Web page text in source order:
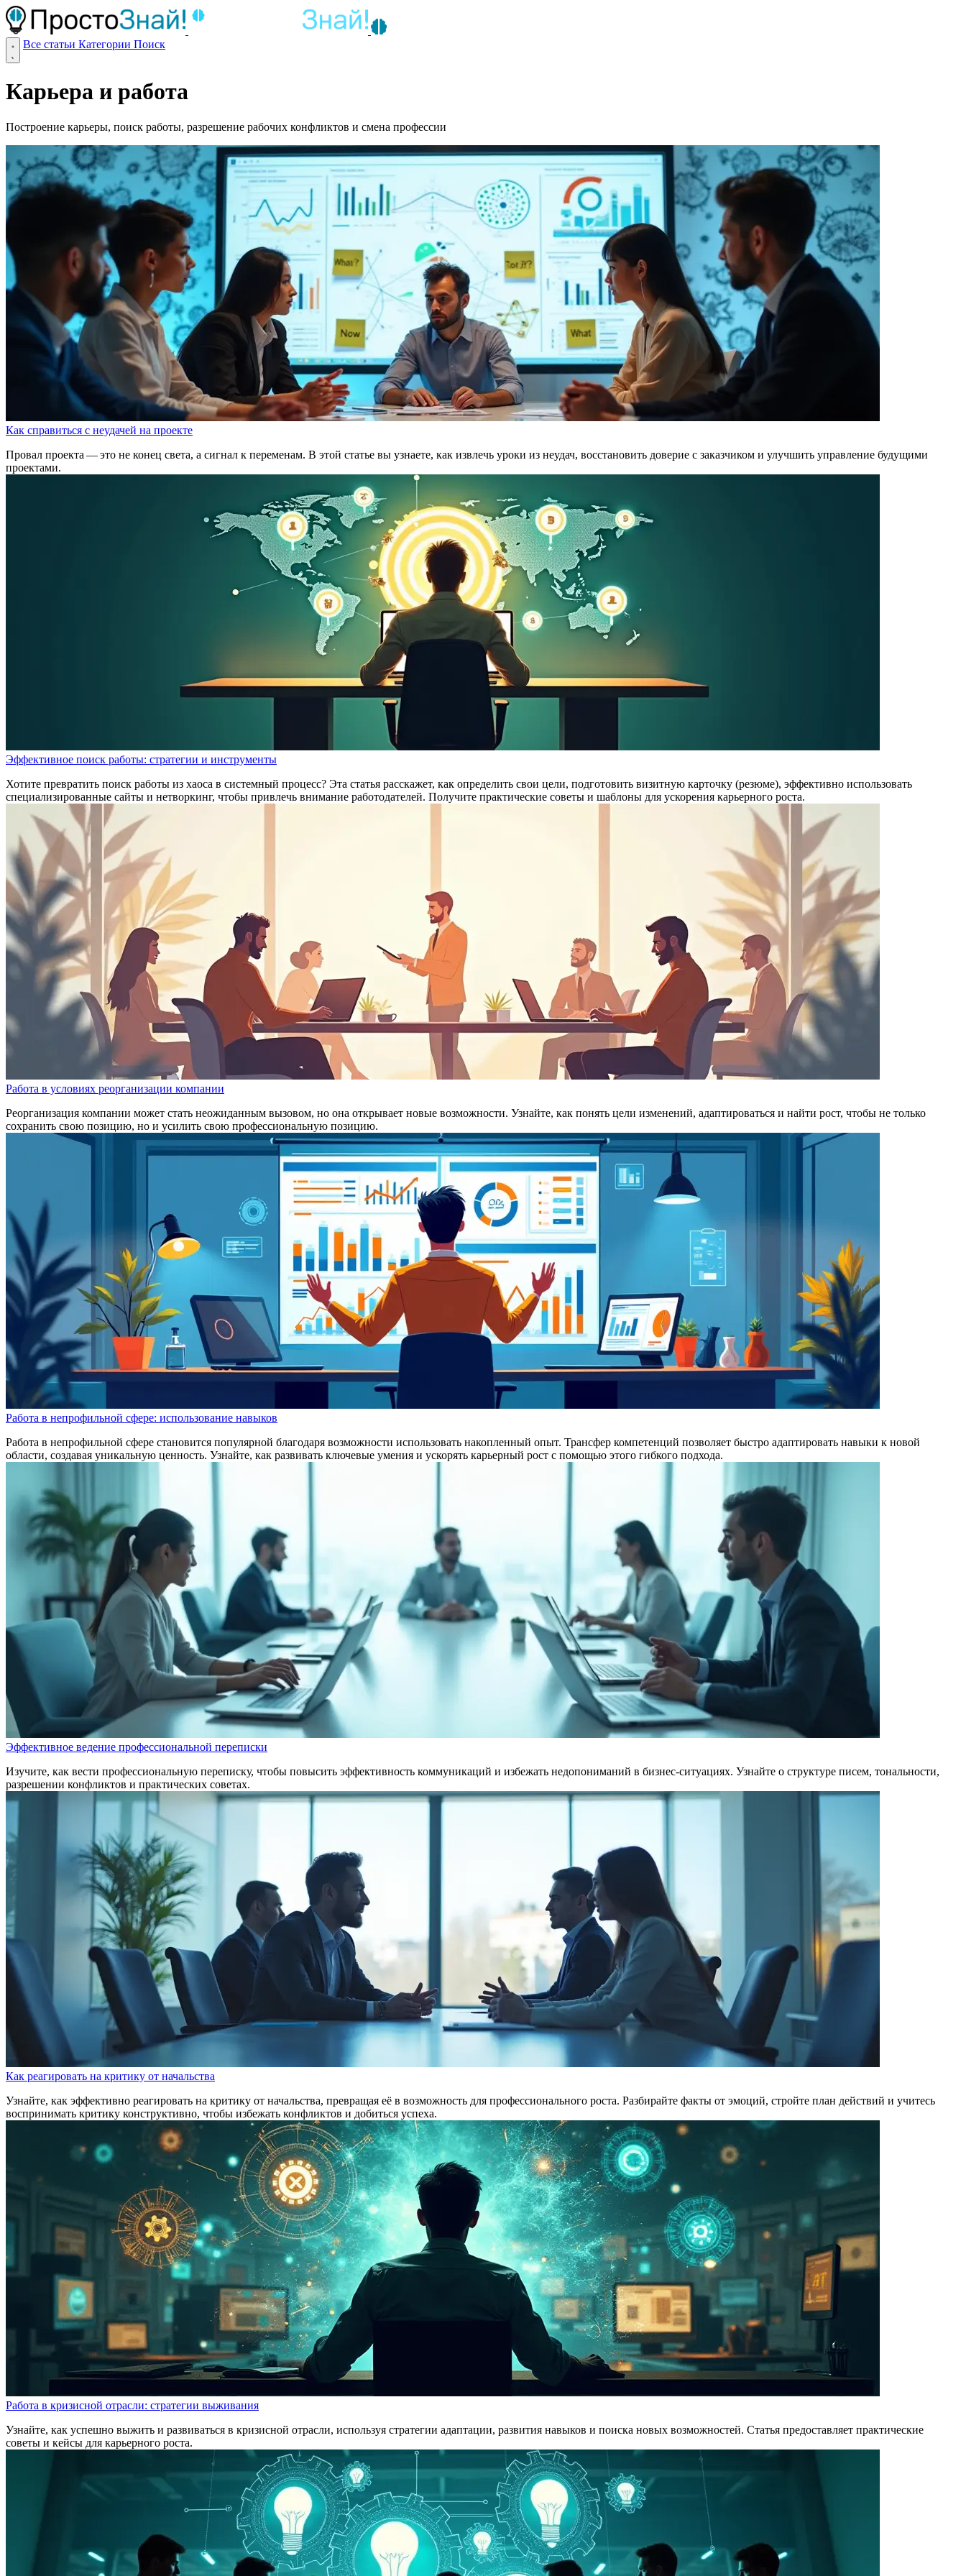
Все статьи Категории Поиск
Карьера и работа
Построение карьеры, поиск работы, разрешение рабочих конфликтов и смена профессии
Как справиться с неудачей на проекте
Провал проекта — это не конец света, а сигнал к переменам. В этой статье вы узнаете, как извлечь уроки из неудач, восстановить доверие с заказчиком и улучшить управление будущими
проектами.
Эффективное поиск работы: стратегии и инструменты
Хотите превратить поиск работы из хаоса в системный процесс? Эта статья расскажет, как определить свои цели, подготовить визитную карточку (резюме), эффективно использовать
специализированные сайты и нетворкинг, чтобы привлечь внимание работодателей. Получите практические советы и шаблоны для ускорения карьерного роста.
Работа в условиях реорганизации компании
Реорганизация компании может стать неожиданным вызовом, но она открывает новые возможности. Узнайте, как понять цели изменений, адаптироваться и найти рост, чтобы не только
сохранить свою позицию, но и усилить свою профессиональную позицию.
Работа в непрофильной сфере: использование навыков
Работа в непрофильной сфере становится популярной благодаря возможности использовать накопленный опыт. Трансфер компетенций позволяет быстро адаптировать навыки к новой
области, создавая уникальную ценность. Узнайте, как развивать ключевые умения и ускорять карьерный рост с помощью этого гибкого подхода.
Эффективное ведение профессиональной переписки
Изучите, как вести профессиональную переписку, чтобы повысить эффективность коммуникаций и избежать недопониманий в бизнес-ситуациях. Узнайте о структуре писем, тональности,
разрешении конфликтов и практических советах.
Как реагировать на критику от начальства
Узнайте, как эффективно реагировать на критику от начальства, превращая её в возможность для профессионального роста. Разбирайте факты от эмоций, стройте план действий и учитесь
воспринимать критику конструктивно, чтобы избежать конфликтов и добиться успеха.
Работа в кризисной отрасли: стратегии выживания
Узнайте, как успешно выжить и развиваться в кризисной отрасли, используя стратегии адаптации, развития навыков и поиска новых возможностей. Статья предоставляет практические
советы и кейсы для карьерного роста.